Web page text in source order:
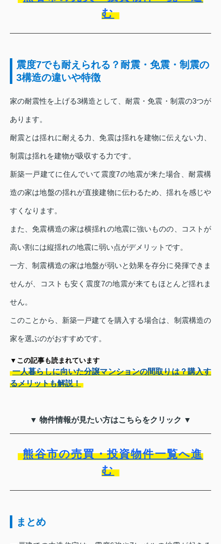
む
震度7でも耐えられる？耐震・免震・制震の
3構造の違いや特徴
家の耐震性を上げる3構造として、耐震・免震・制震の3つが
あります。
耐震とは揺れに耐える力、免震は揺れを建物に伝えない力、
制震は揺れを建物が吸収する力です。
新築一戸建てに住んでいて震度7の地震が来た場合、耐震構
造の家は地盤の揺れが直接建物に伝わるため、揺れを感じや
すくなります。
また、免震構造の家は横揺れの地震に強いものの、コストが
高い割には縦揺れの地震に弱い点がデメリットです。
一方、制震構造の家は地盤が弱いと効果を存分に発揮できま
せんが、コストも安く震度7の地震が来てもほとんど揺れま
せん。
このことから、新築一戸建てを購入する場合は、制震構造の
家を選ぶのがおすすめです。
▼この記事も読まれています
一人暮らしに向いた分譲マンションの間取りは？購入す
るメリットも解説！
▼ 物件情報が見たい方はこちらをクリック ▼
熊谷市の売買・投資物件一覧へ進
む
まとめ